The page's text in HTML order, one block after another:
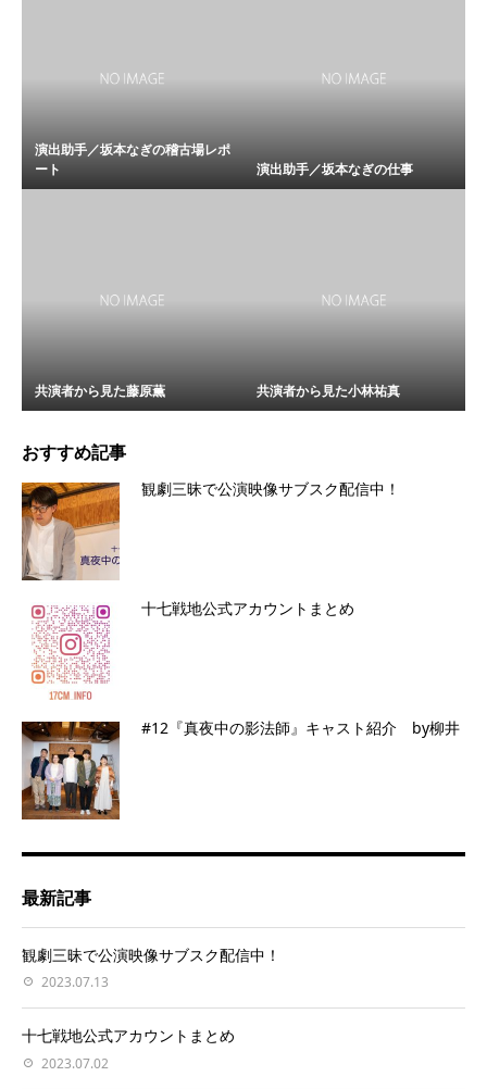
演出助手／坂本なぎの稽古場レポ
ート
演出助手／坂本なぎの仕事
共演者から見た藤原薫 共演者から見た小林祐真
おすすめ記事
観劇三昧で公演映像サブスク配信中！
十七戦地公式アカウントまとめ
#12『真夜中の影法師』キャスト紹介 by柳井
最新記事
観劇三昧で公演映像サブスク配信中！
2023.07.13
十七戦地公式アカウントまとめ
2023.07.02